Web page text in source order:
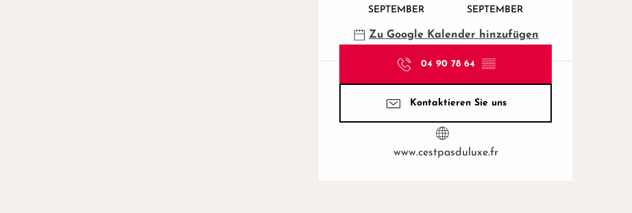
SEPTEMBER SEPTEMBER
Zu Google Kalender hinzufügen
04 90 78 64 ▒▒
Kontaktieren Sie uns
www.cestpasduluxe.fr